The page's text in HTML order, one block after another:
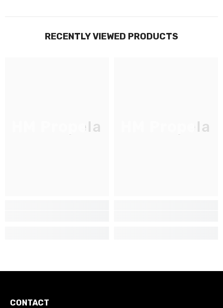
RECENTLY VIEWED PRODUCTS
HM Propela HM Propela
CONTACT